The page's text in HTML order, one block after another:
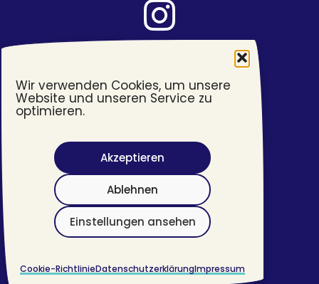
Wir verwenden Cookies, um unsere
Website und unseren Service zu
optimieren.
Akzeptieren
Ablehnen
Einstellungen ansehen
Cookie-RichtlinieDatenschutzerklärungImpressum
Barrierefreiheit
Impressum
Datenschutzerklärung
©2026 #transjugend